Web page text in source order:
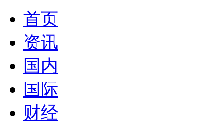
首页
资讯
国内
国际
财经